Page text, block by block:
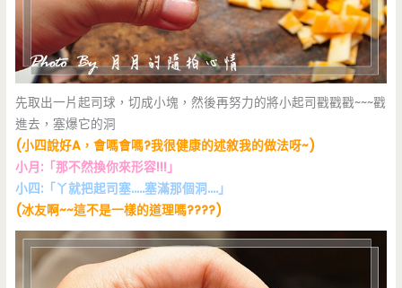
先取出一片起司球，切成小塊，然後再努力的將小起司戳戳戳~~~戳
進去，塞爆它的洞
(小四說好A，會嗎會嗎?我很健康的述敘我的做法呀~)
小月:「那不然換你來形容!!!」
小四:「丫就把起司塞…..塞滿那個洞….」
(冰友啊~~這不是一樣的道理嗎????)